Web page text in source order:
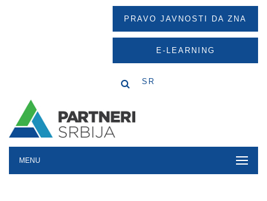
PRAVO JAVNOSTI DA ZNA
E-LEARNING
SR
MENU